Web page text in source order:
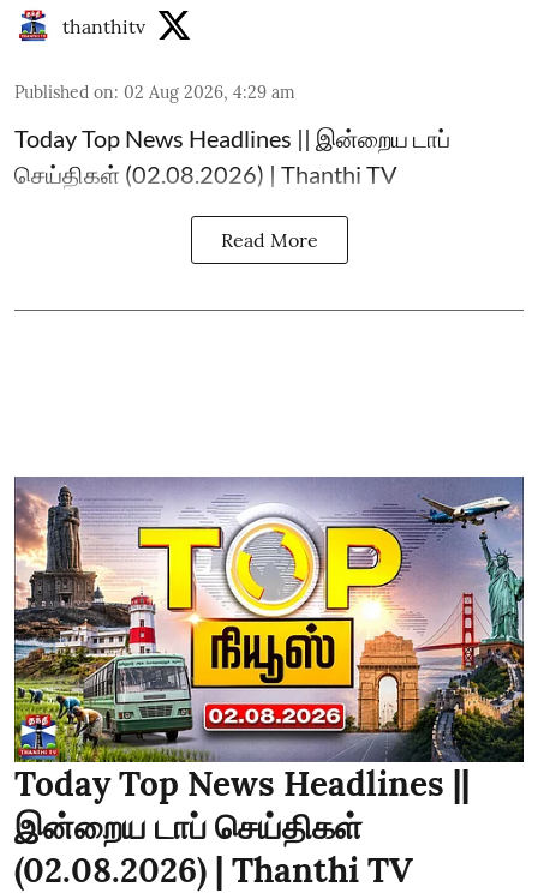
thanthitv
Published on: 02 Aug 2026, 4:29 am
Today Top News Headlines || இன்றைய டாப்
செய்திகள் (02.08.2026) | Thanthi TV
Read More
Today Top News Headlines ||
இன்றைய டாப் செய்திகள்
(02.08.2026) | Thanthi TV